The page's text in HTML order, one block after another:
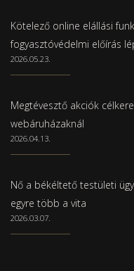
Kötelező online elállási
fogyasztóvédelmi előírás
2026.05.23.
Megtévesztő akciók
webáruházaknál
2026.04.13.
Nő a békéltető testületi
egyre több a vita
2026.03.07.